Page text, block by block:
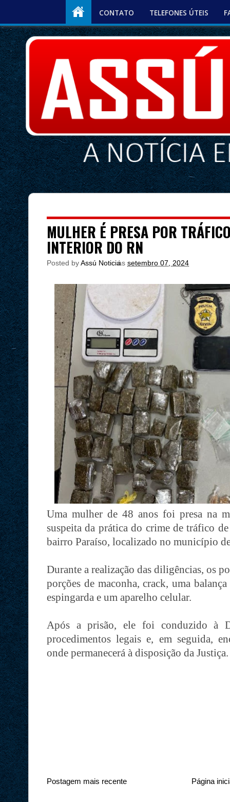
CONTATO TELEFONES ÚTEIS
MULHER É PRESA POR
INTERIOR DO RN
Posted byAssú Noticia
às setembro 07, 2024
Uma mulher de 48 anos foi presa na
suspeita da prática do crime de tráfico
bairro Paraíso, localizado no município
Durante a realização das diligências, os
porções de maconha, crack, uma
espingarda e um aparelho celular.
Após a prisão, ele foi conduzido à
procedimentos legais e, em seguida,
onde permanecerá à disposição da
Postagem mais recente Página